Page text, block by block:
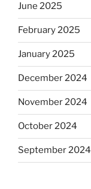
June 2025
February 2025
January 2025
December 2024
November 2024
October 2024
September 2024